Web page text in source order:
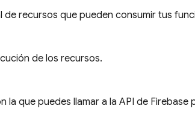
recursos que pueden consumir tus
de los recursos.
la que puedes llamar a la API de Firebase